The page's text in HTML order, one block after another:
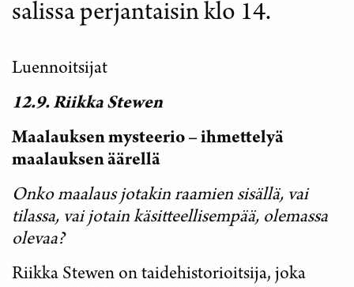
salissa perjantaisin klo 14.
Luennoitsijat
12.9. Riikka Stewen
Maalauksen mysteerio – ihmettelyä
maalauksen äärellä
Onko maalaus jotakin raamien sisällä, vai
tilassa, vai jotain käsitteellisempää, olemassa
olevaa?
Riikka Stewen on taidehistorioitsija, joka